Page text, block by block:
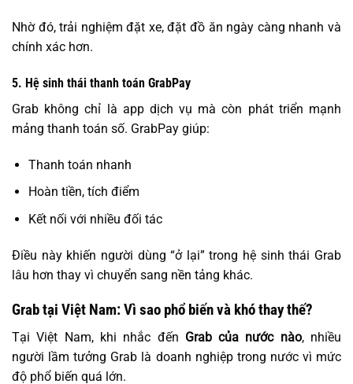
Nhờ đó, trải nghiệm đặt xe, đặt đồ ăn ngày càng nhanh và
chính xác hơn.
5. Hệ sinh thái thanh toán GrabPay
Grab không chỉ là app dịch vụ mà còn phát triển mạnh
mảng thanh toán số. GrabPay giúp:
Thanh toán nhanh
Hoàn tiền, tích điểm
Kết nối với nhiều đối tác
Điều này khiến người dùng “ở lại” trong hệ sinh thái Grab
lâu hơn thay vì chuyển sang nền tảng khác.
Grab tại Việt Nam: Vì sao phổ biến và khó thay thế?
Tại Việt Nam, khi nhắc đến Grab của nước nào, nhiều
người lầm tưởng Grab là doanh nghiệp trong nước vì mức
độ phổ biến quá lớn.